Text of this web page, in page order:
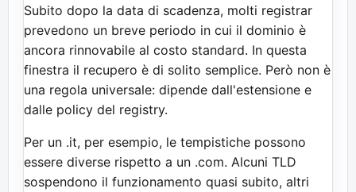
Subito dopo la data di scadenza, molti registrar
prevedono un breve periodo in cui il dominio è
ancora rinnovabile al costo standard. In questa
finestra il recupero è di solito semplice. Però non è
una regola universale: dipende dall'estensione e
dalle policy del registry.
Per un .it, per esempio, le tempistiche possono
essere diverse rispetto a un .com. Alcuni TLD
sospendono il funzionamento quasi subito, altri